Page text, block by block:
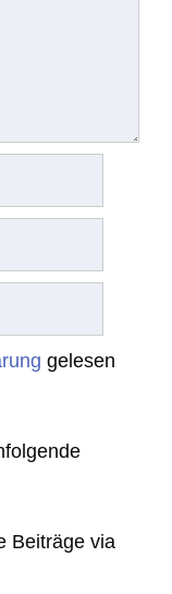
gelesen
Beiträge via